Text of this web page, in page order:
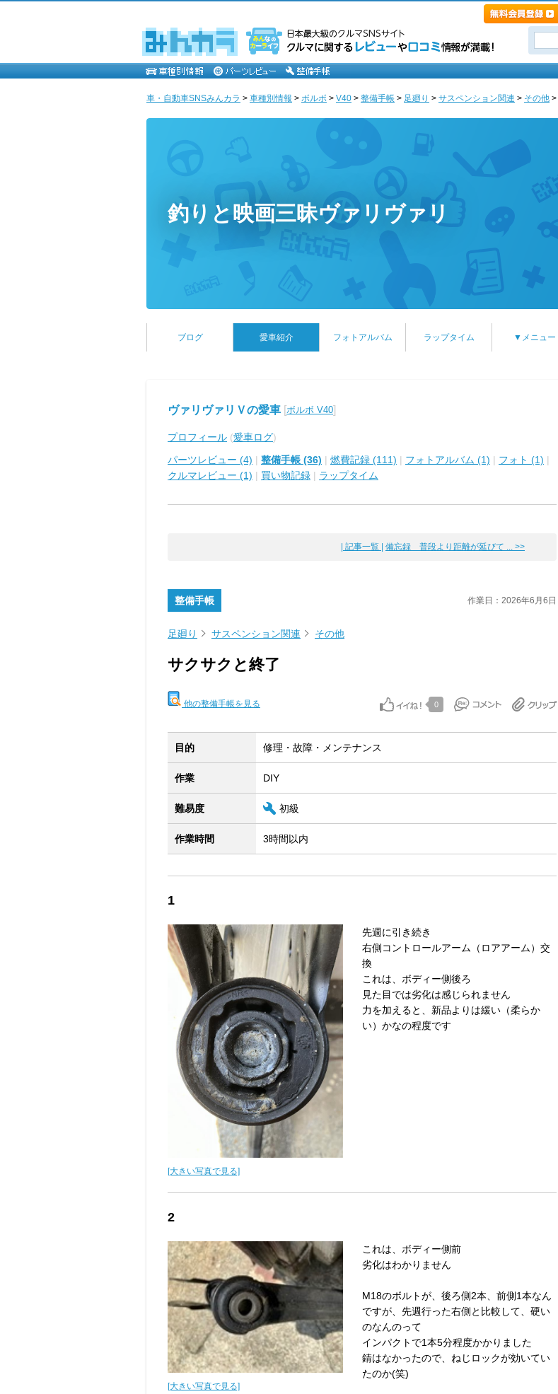
車・自動車SNSみんカラ > 車種別情報 > ボルボ > V40 > 整備手帳 > 足廻り > サスペンション関連 > その他 >
釣りと映画三昧ヴァリヴァリ
ブログ 愛車紹介 フォトアルバム ラップタイム ▼メニュー
ヴァリヴァリＶの愛車 [ボルボ V40]
プロフィール (愛車ログ)
パーツレビュー (4) | 整備手帳 (36) | 燃費記録 (111) | フォトアルバム (1) | フォト (1) |
クルマレビュー (1) | 買い物記録 | ラップタイム
| 記事一覧 | 備忘録 普段より距離が延びて ... >>
整備手帳 作業日：2026年6月6日
足廻り サスペンション関連 その他
サクサクと終了
他の整備手帳を見る 0
目的 修理・故障・メンテナンス
作業 DIY
難易度 初級
作業時間 3時間以内
1
[大きい写真で見る]
先週に引き続き
右側コントロールアーム（ロアアーム）交
換
これは、ボディー側後ろ
見た目では劣化は感じられません
力を加えると、新品よりは緩い（柔らか
い）かなの程度です
2
[大きい写真で見る]
これは、ボディー側前
劣化はわかりません
M18のボルトが、後ろ側2本、前側1本なん
ですが、先週行った右側と比較して、硬い
のなんのって
インパクトで1本5分程度かかりました
錆はなかったので、ねじロックが効いてい
たのか(笑)